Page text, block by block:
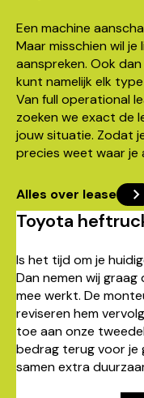
Een machine
Maar misschien wil
aanspreken. Ook
kunt namelijk elk
Van full operational
zoeken we exact de
jouw situatie. Zodat
precies weet waar je
Alles over lease
Toyota
Is het tijd om je
Dan nemen wij
mee werkt. De
reviseren hem
toe aan onze
bedrag terug voor je
samen extra